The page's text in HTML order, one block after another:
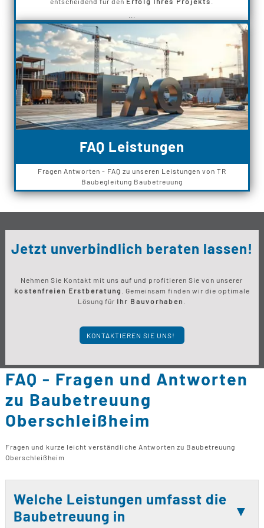
FAQ Leistungen
Fragen Antworten - FAQ zu unseren Leistungen von TR
Baubegleitung Baubetreuung
Jetzt unverbindlich beraten lassen!
Nehmen Sie Kontakt mit uns auf und profitieren Sie von unserer
kostenfreien Erstberatung
. Gemeinsam finden wir die optimale
Lösung für Ihr Bauvorhaben
KONTAKTIEREN SIE UNS!
FAQ - Fragen und Antworten
zu Baubetreuung
Oberschleißheim
Fragen und kurze leicht verständliche Antworten zu Baubetreuung
Oberschleißheim
Welche Leistungen umfasst die
Baubetreuung in